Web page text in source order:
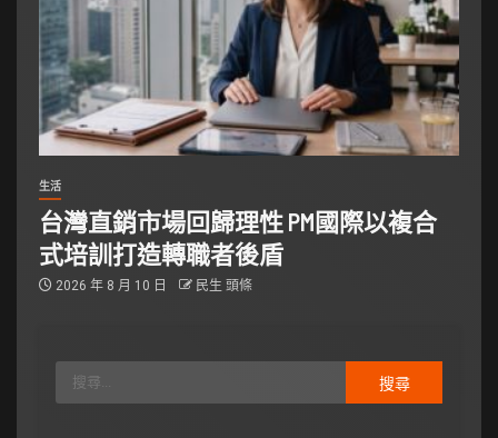
生活
台灣直銷市場回歸理性 PM國際以複合
式培訓打造轉職者後盾
2026 年 8 月 10 日 民生 頭條